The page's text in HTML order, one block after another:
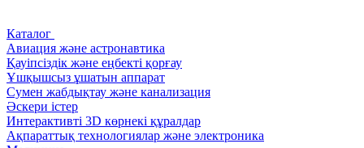
Каталог
Авиация және астронавтика
Қауіпсіздік және еңбекті қорғау
Ұшқышсыз ұшатын аппарат
Сумен жабдықтау және канализация
Әскери істер
Интерактивті 3D көрнекі құралдар
Ақпараттық технологиялар және электроника